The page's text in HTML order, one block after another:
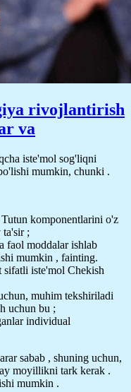
rivojlantirish
va
iste'mol sog'liqni
mumkin, chunki .
komponentlarini o'z
;
faol moddalar ishlab
mumkin , fainting.
sifatli iste'mol Chekish
muhim tekshiriladi
uchun bu ;
individual
sabab , shuning uchun,
moyillikni tark kerak .
mumkin .